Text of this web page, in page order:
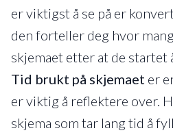
er viktigst å se på er
den forteller deg hvor
skjemaet etter at de startet
Tid brukt på skjemaet er
er viktig å reflektere over.
skjema som tar lang tid å